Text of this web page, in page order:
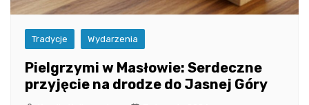
Tradycje Wydarzenia
Pielgrzymi w Masłowie: Serdeczne
przyjęcie na drodze do Jasnej Góry